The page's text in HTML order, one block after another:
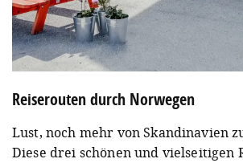
Reiserouten durch Norwegen
Lust, noch mehr von Skandinavien
Diese drei schönen und vielseitigen